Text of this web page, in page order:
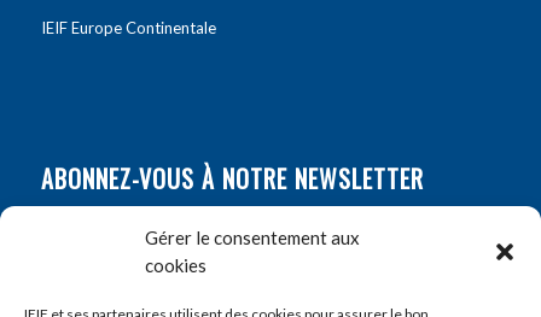
Gérer le consentement aux
cookies
IEIF Europe Continentale
ABONNEZ-VOUS À NOTRE NEWSLETTER
Prénom*